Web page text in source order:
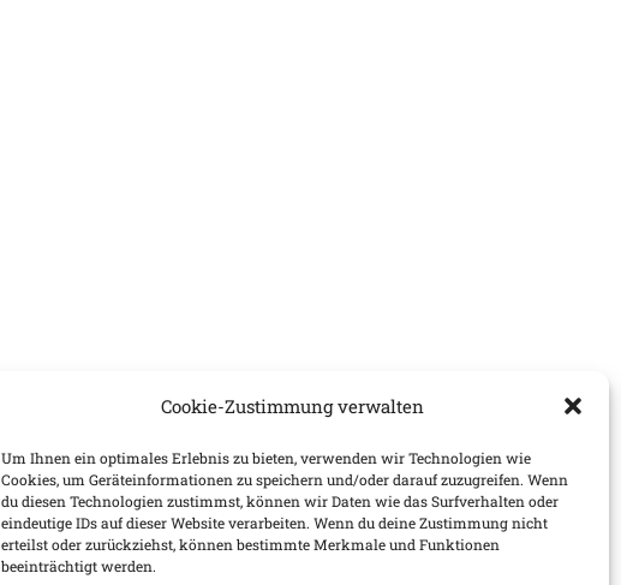
Cookie-Zustimmung verwalten
Um Ihnen ein optimales Erlebnis zu bieten, verwenden wir Technologien wie
Cookies, um Geräteinformationen zu speichern und/oder darauf zuzugreifen. Wenn
du diesen Technologien zustimmst, können wir Daten wie das Surfverhalten oder
eindeutige IDs auf dieser Website verarbeiten. Wenn du deine Zustimmung nicht
erteilst oder zurückziehst, können bestimmte Merkmale und Funktionen
beeinträchtigt werden.